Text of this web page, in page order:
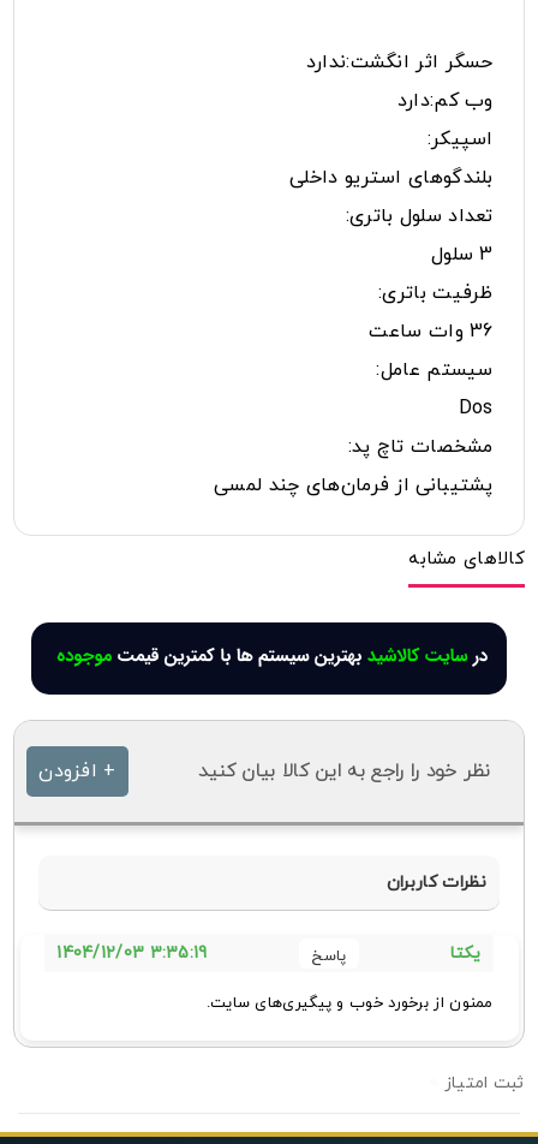
حسگر اثر انگشت:ندارد
وب کم:دارد
اسپیکر:
بلندگوهای استریو داخلی
تعداد سلول باتری:
3 سلول
ظرفیت باتری:
36 وات ساعت
سیستم عامل:
Dos
مشخصات تاچ پد:
پشتیبانی از فرمان‌های چند لمسی
کالاهای مشابه
نظر خود را راجع به این کالا بیان کنید + افزودن
نظرات کاربران
یکتا 3:35:19 1404/12/03
ممنون از برخورد خوب و پیگیری‌های سایت.